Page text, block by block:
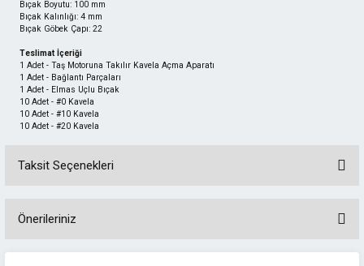
Bıçak Boyutu: 100 mm
Bıçak Kalınlığı: 4 mm
Bıçak Göbek Çapı: 22
Teslimat İçeriği
1 Adet - Taş Motoruna Takılır Kavela Açma Aparatı
1 Adet - Bağlantı Parçaları
1 Adet - Elmas Uçlu Bıçak
10 Adet - #0 Kavela
10 Adet - #10 Kavela
10 Adet - #20 Kavela
Taksit Seçenekleri
Önerileriniz